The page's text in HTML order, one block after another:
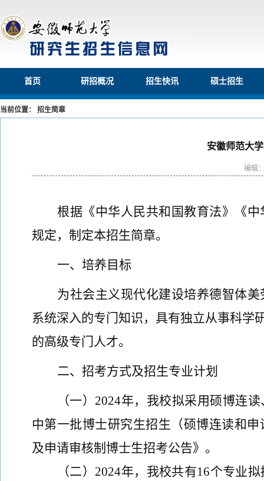
首页 研招概况 招生快讯 硕士招生
当前位置： 招生简章
安徽师范大
编辑
根据《中华人民共和国教育法》《
规定，制定本招生简章。
一、培养目标
为社会主义现代化建设培养德智体美
系统深入的专门知识，具有独立从事科学
的高级专门人才。
二、 招考方式及招生专业计划
（一） 2024年，我校拟采用硕博连读
中第一批博士研究生招生（硕博连读和
及申请审核制博士生招考公告》 。
（二） 2024年，我校共有16个专业